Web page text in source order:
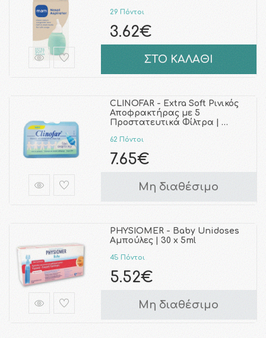
29 Πόντοι
3.62€
ΣΤΟ ΚΑΛΑΘΙ
CLINOFAR - Extra Soft Ρινικός
Αποφρακτήρας με 5
Προστατευτικά Φίλτρα | …
62 Πόντοι
7.65€
Μη διαθέσιμο
PHYSIOMER - Baby Unidoses
Αμπούλες | 30 x 5ml
45 Πόντοι
5.52€
Μη διαθέσιμο